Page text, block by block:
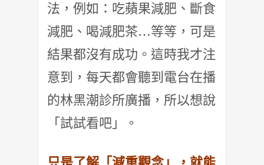
法，例如：吃蘋果減肥、斷食
減肥、喝減肥茶…等等，可是
結果都沒有成功。這時我才注
意到，每天都會聽到電台在播
的林黑潮診所廣播，所以想說
「試試看吧」。